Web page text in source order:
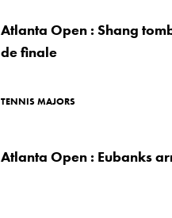
Atlanta Open : Shang
de finale
TENNIS MAJORS
Atlanta Open : Eubanks